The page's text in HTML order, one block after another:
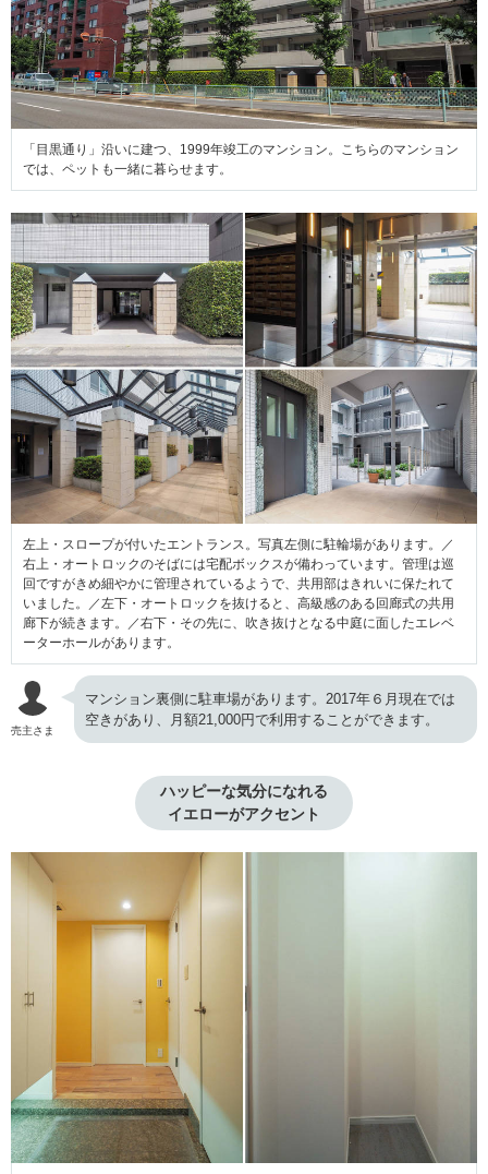
「目黒通り」沿いに建つ、1999年竣工のマンション。こちらのマンション
では、ペットも一緒に暮らせます。
左上・スロープが付いたエントランス。写真左側に駐輪場があります。／
右上・オートロックのそばには宅配ボックスが備わっています。管理は巡
回ですがきめ細やかに管理されているようで、共用部はきれいに保たれて
いました。／左下・オートロックを抜けると、高級感のある回廊式の共用
廊下が続きます。／右下・その先に、吹き抜けとなる中庭に面したエレベ
ーターホールがあります。
売主さま
マンション裏側に駐車場があります。2017年６月現在では
空きがあり、月額21,000円で利用することができます。
ハッピーな気分になれる
イエローがアクセント